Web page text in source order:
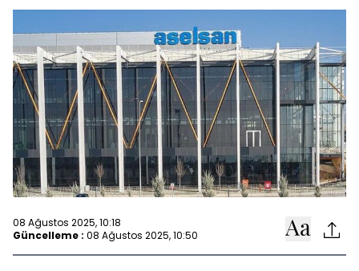
08 Ağustos 2025, 10:18
Güncelleme : 08 Ağustos 2025, 10:50